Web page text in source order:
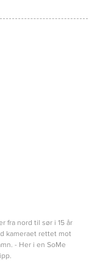
fra nord til sør i 15 år
kameraet rettet mot
- Her i en SoMe